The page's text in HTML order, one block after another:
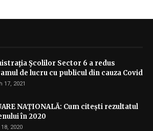
Şcolilor Sector 6 a redus
de lucru cu publicul din cauza Covid
17, 2021
NAȚIONALĂ: Cum citești rezultatul
în 2020
2020